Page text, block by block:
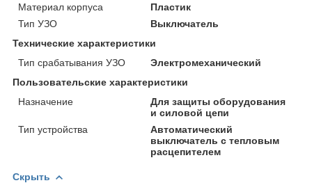
Материал корпуса
Пластик
Тип УЗО
Выключатель
Технические характеристики
Тип срабатывания УЗО
Электромеханический
Пользовательские характеристики
Назначение
Для защиты оборудования
и силовой цепи
Тип устройства
Автоматический
выключатель с тепловым
расцепителем
Скрыть